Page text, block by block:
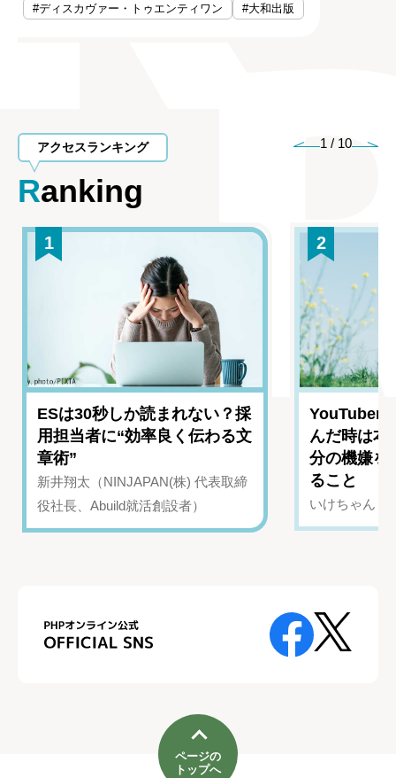
#ディスカヴァー・トゥエンティワン
#大和出版
アクセスランキング
Ranking
1 / 10
1
ESは30秒しか読まれない？採
用担当者に“効率良く伝わる文
章術”
新井翔太（NINJAPAN(株) 代表取締
役社長、Abuild就活創設者）
2
YouTuber
んだ時は
分の機嫌を
ること
いけちゃん（
ページの
トップへ